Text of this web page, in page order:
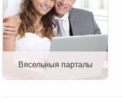
Вясельныя парталы